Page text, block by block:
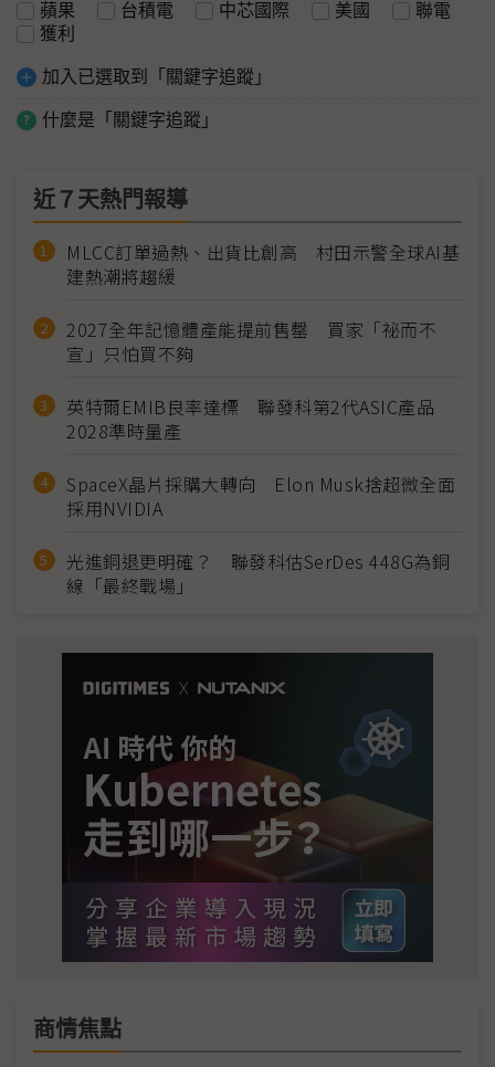
蘋果 台積電 中芯國際 美國
聯電
獲利
加入已選取到「關鍵字追蹤」
什麼是「關鍵字追蹤」
近７天熱門報導
MLCC訂單過熱、出貨比創高 村田示警全球AI基
建熱潮將趨緩
2027全年記憶體產能提前售罄 買家「祕而不
宣」只怕買不夠
英特爾EMIB良率達標 聯發科第2代ASIC產品
2028準時量產
SpaceX晶片採購大轉向 Elon Musk捨超微全面
採用NVIDIA
光進銅退更明確？ 聯發科估SerDes 448G為銅
線「最終戰場」
商情焦點